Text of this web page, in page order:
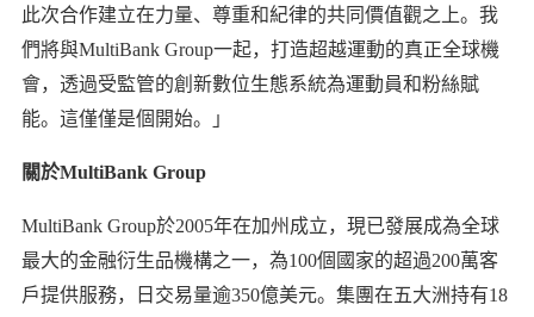
此次合作建立在力量、尊重和紀律的共同價值觀之上。我
們將與MultiBank Group一起，打造超越運動的真正全球機
會，透過受監管的創新數位生態系統為運動員和粉絲賦
能。這僅僅是個開始。」
關於MultiBank Group
MultiBank Group於2005年在加州成立，現已發展成為全球
最大的金融衍生品機構之一，為100個國家的超過200萬客
戶提供服務，日交易量逾350億美元。集團在五大洲持有18